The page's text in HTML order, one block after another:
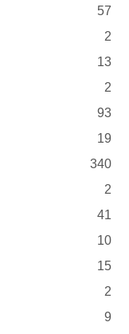
57
2
13
2
93
19
340
2
41
10
15
2
9